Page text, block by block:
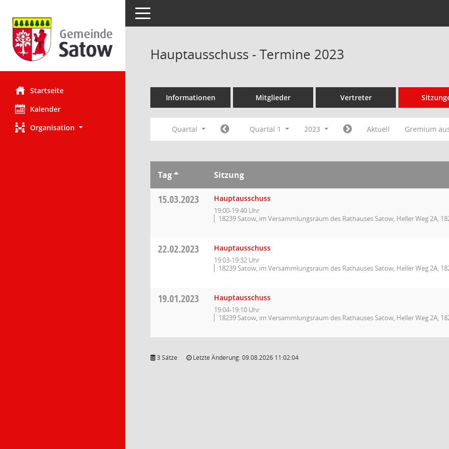
Startseite
Kalender
Organisation
Toggle navigation
Hauptausschuss - Termine 2023
Informationen Mitglieder Vertreter
Quartal Quartal 1 2023 Aktuell Gremium
Tag Sitzung
15.03.2023 Hauptausschuss
19:00-19:40 Uhr
18239 Satow, im Versammlungsraum des Rathauses Satow, Heller Weg 2A,
22.02.2023 Hauptausschuss
19:03-19:32 Uhr
18239 Satow, im Versammlungsraum des Rathauses Satow, Heller Weg 2A,
19.01.2023 Hauptausschuss
19:04-19:10 Uhr
18239 Satow, im Versammlungsraum des Rathauses Satow, Heller Weg 2A,
3 Sätze Letzte Änderung: 09.08.2026 11:02:04